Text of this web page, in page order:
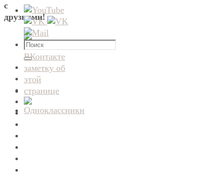
с
друзьями!
Что
искать:
Поиск